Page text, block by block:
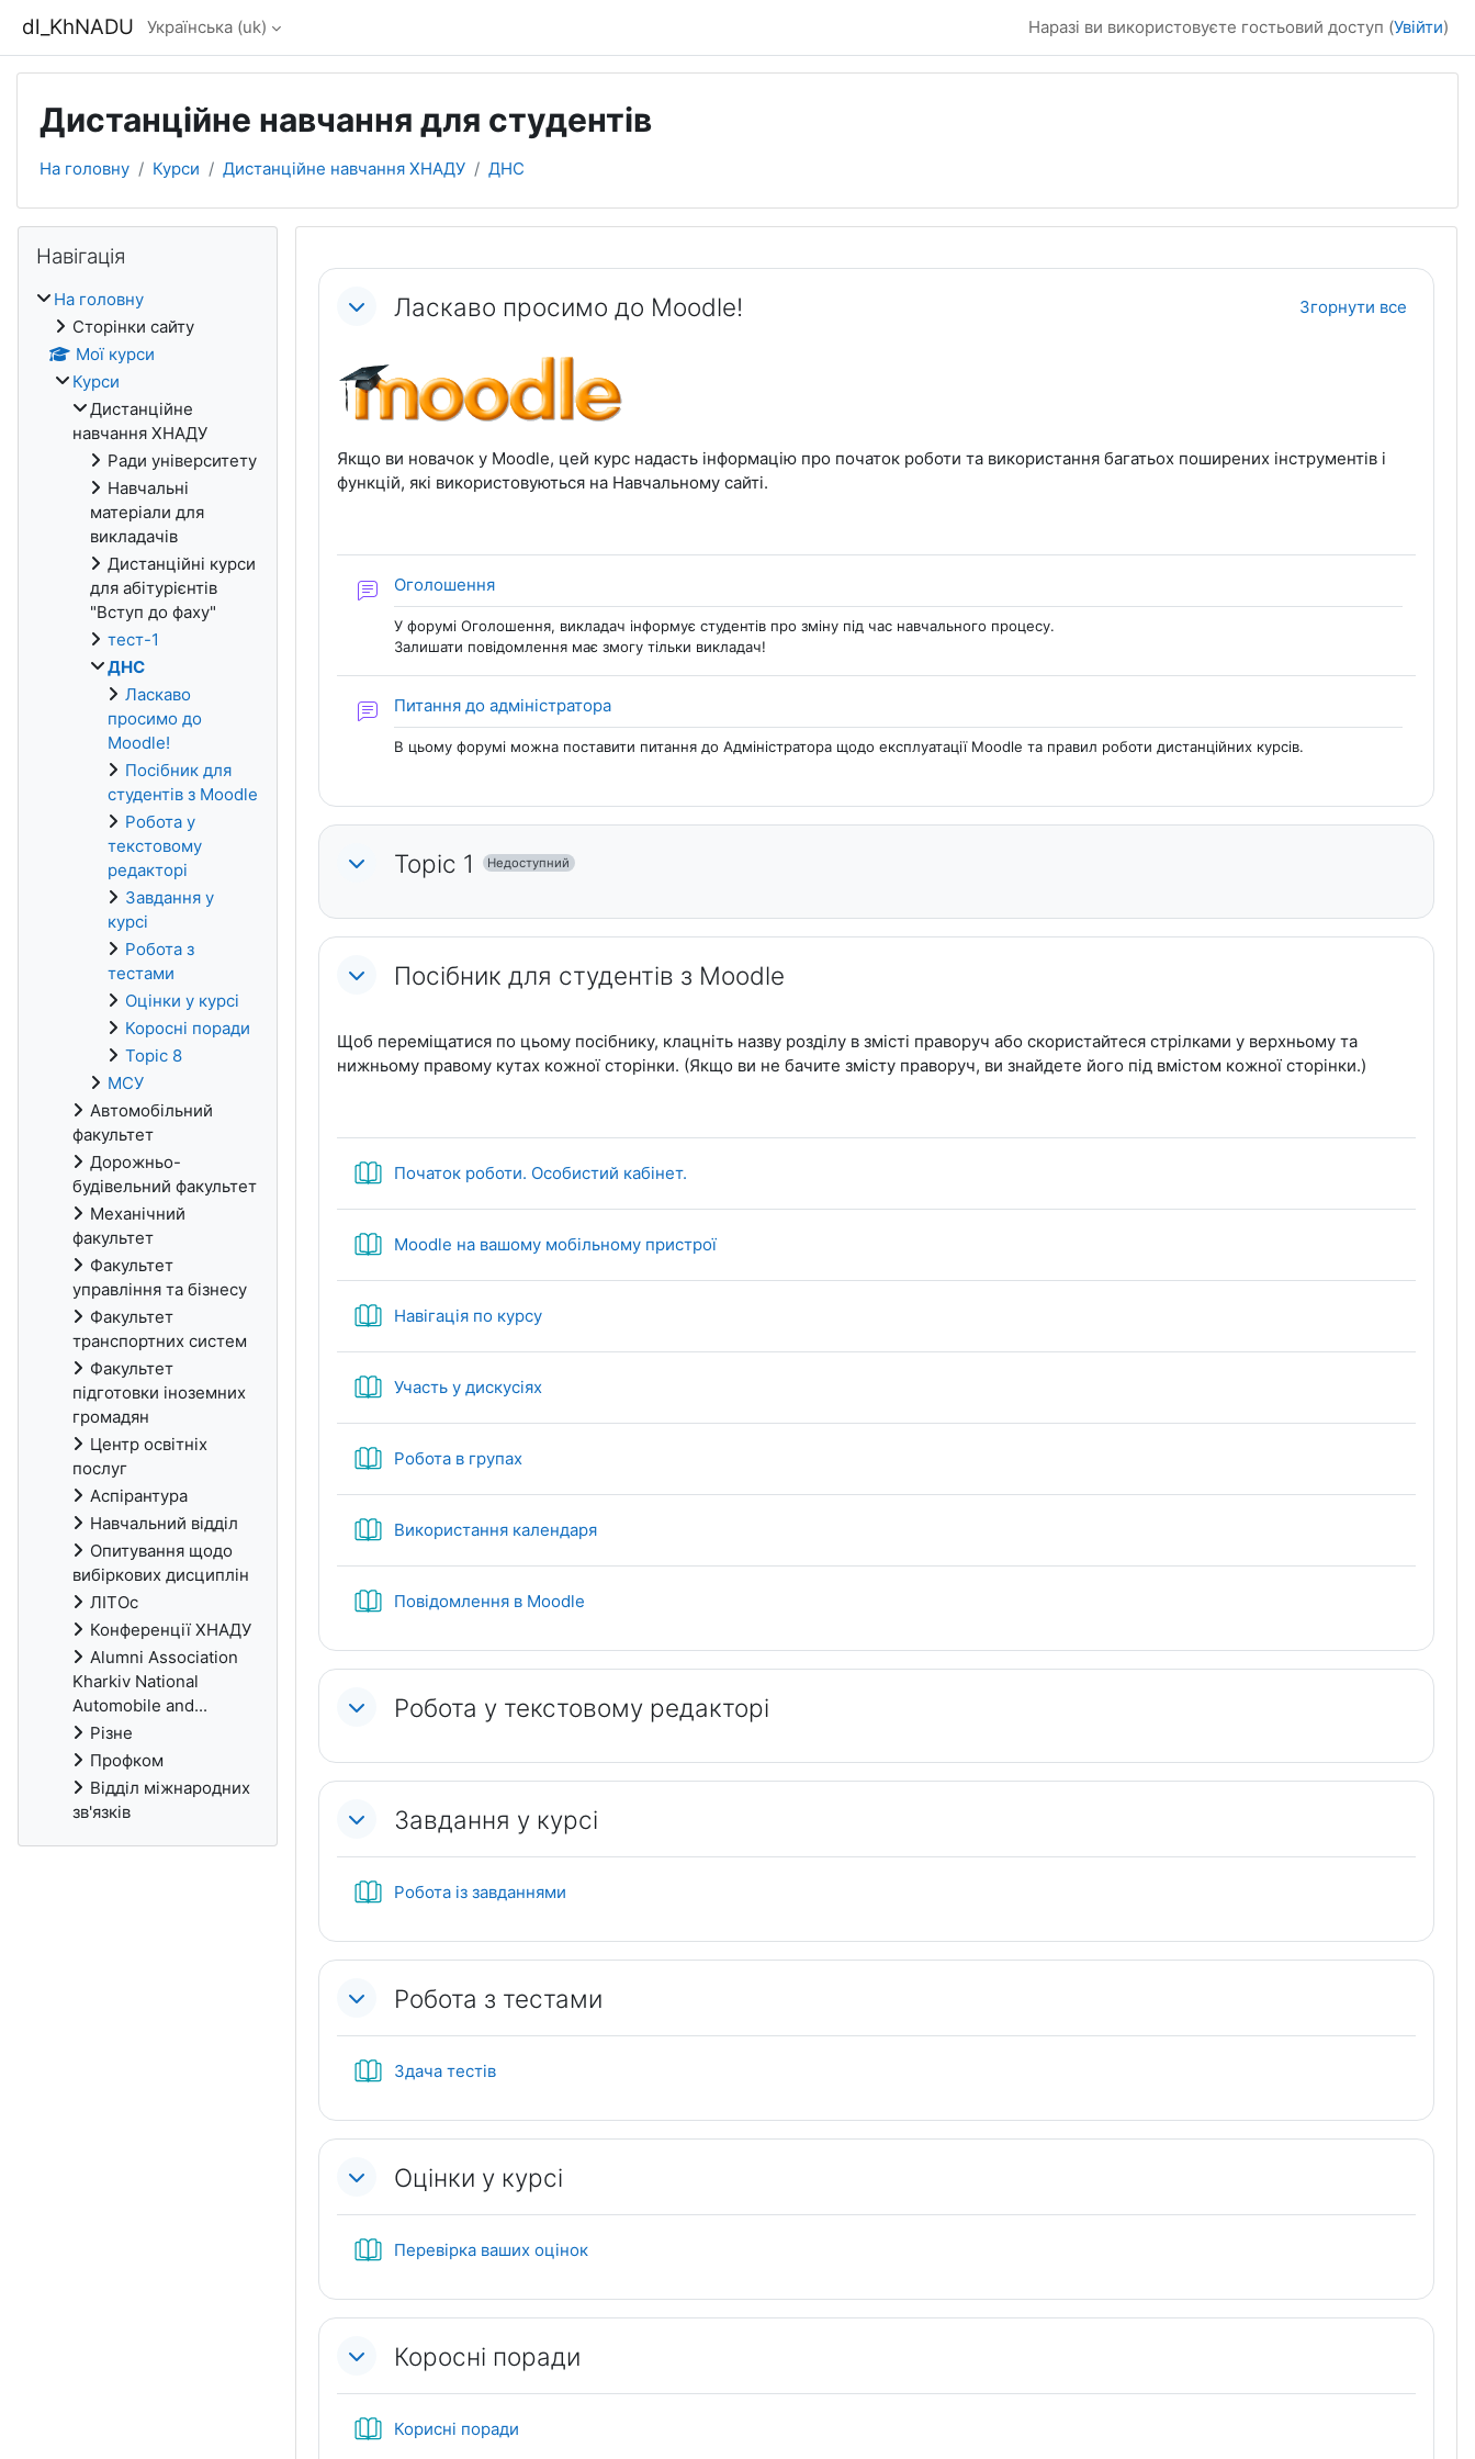
dl_KhNADU Українська ‎(uk)‎ Наразі ви використовуєте гостьовий доступ (Увійти)
Дистанційне навчання для студентів
На головну Курси Дистанційне навчання ХНАДУ ДНС
Схема розділу
Ласкаво просимо до Moodle! Згорнути все
Якщо ви новачок у Moodle, цей курс надасть інформацію про початок роботи та використання багатьох поширених інструментів і
функцій, які використовуються на Навчальному сайті.
Оголошення
У форумі Оголошення, викладач інформує студентів про зміну під час навчального процесу.
Залишати повідомлення має змогу тільки викладач!
Питання до адміністратора
В цьому форумі можна поставити питання до Адміністратора щодо експлуатації Moodle та правил роботи дистанційних курсів.
Topic 1 Недоступний
Посібник для студентів з Moodle
Щоб переміщатися по цьому посібнику, клацніть назву розділу в змісті праворуч або скористайтеся стрілками у верхньому та
нижньому правому кутах кожної сторінки. (Якщо ви не бачите змісту праворуч, ви знайдете його під вмістом кожної сторінки.)
Початок роботи. Особистий кабінет.Книга
Moodle на вашому мобільному пристроїКнига
Навігація по курсуКнига
Участь у дискусіяхКнига
Робота в групахКнига
Використання календаряКнига
Повідомлення в MoodleКнига
Робота у текстовому редакторі
Завдання у курсі
Робота із завданнямиКнига
Робота з тестами
Здача тестівКнига
Оцінки у курсі
Перевірка ваших оцінокКнига
Коросні поради
Корисні порадиКнига
Блоки
Навігація
На головну
Сторінки сайту
Мої курси
Курси
Дистанційне
навчання ХНАДУ
Ради університету
Навчальні
матеріали для
викладачів
Дистанційні курси
для абітурієнтів
"Вступ до фаху"
тест-1
ДНС
Ласкаво
просимо до
Moodle!
Посібник для
студентів з Moodle
Робота у
текстовому
редакторі
Завдання у
курсі
Робота з
тестами
Оцінки у курсі
Коросні поради
Topic 8
МСУ
Автомобільний
факультет
Дорожньо-
будівельний факультет
Механічний
факультет
Факультет
управління та бізнесу
Факультет
транспортних систем
Факультет
підготовки іноземних
громадян
Центр освітніх
послуг
Аспірантура
Навчальний відділ
Опитування щодо
вибіркових дисциплін
ЛІТОс
Конференції ХНАДУ
Alumni Association
Kharkiv National
Automobile and...
Різне
Профком
Відділ міжнародних
зв'язків